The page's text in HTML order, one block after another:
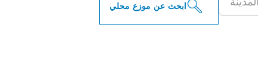
ابحث عن موزع محلي